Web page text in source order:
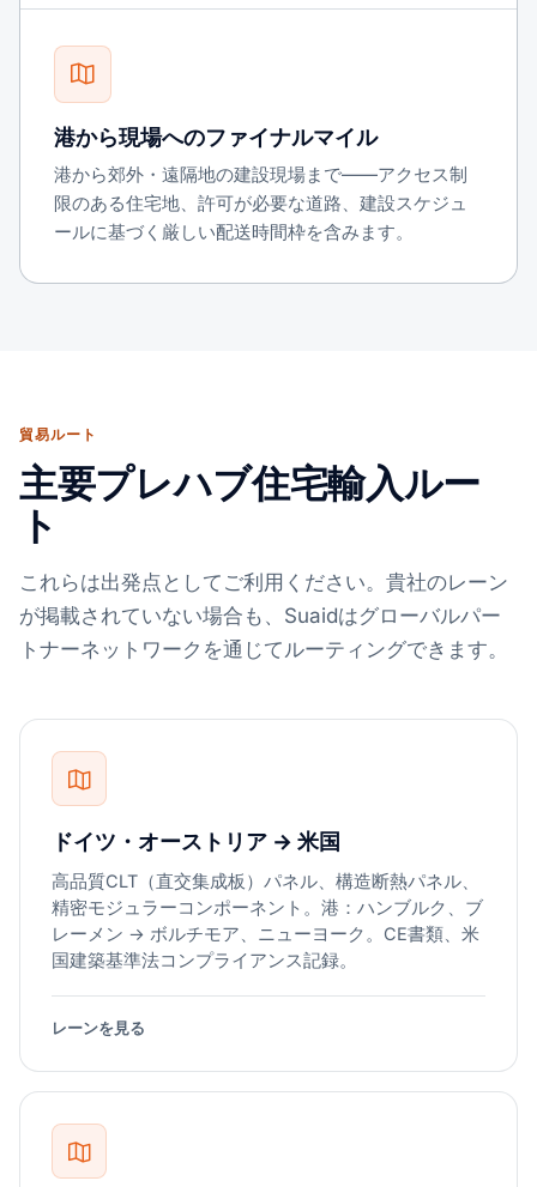
港から現場へのファイナルマイル
港から郊外・遠隔地の建設現場まで——アクセス制
限のある住宅地、許可が必要な道路、建設スケジュ
ールに基づく厳しい配送時間枠を含みます。
貿易ルート
主要プレハブ住宅輸入ルー
ト
これらは出発点としてご利用ください。貴社のレーン
が掲載されていない場合も、Suaidはグローバルパー
トナーネットワークを通じてルーティングできます。
ドイツ・オーストリア → 米国
高品質CLT（直交集成板）パネル、構造断熱パネル、
精密モジュラーコンポーネント。港：ハンブルク、ブ
レーメン → ボルチモア、ニューヨーク。CE書類、米
国建築基準法コンプライアンス記録。
レーンを見る